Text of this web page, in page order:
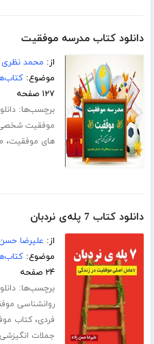
دانلود کتاب مدرسه موفقیت
از: محمد
موضوع:
۱۲۷ صفحه
برچسب‌ها:
موفقیت
های موفقیت،
دانلود کتاب 7 پله‌ی نردبان
از: علیرضا حسن
موضوع:
۲۴ صفحه
برچسب‌ها:
روانشناسی
فردی،کتاب
جملات انگیزشی